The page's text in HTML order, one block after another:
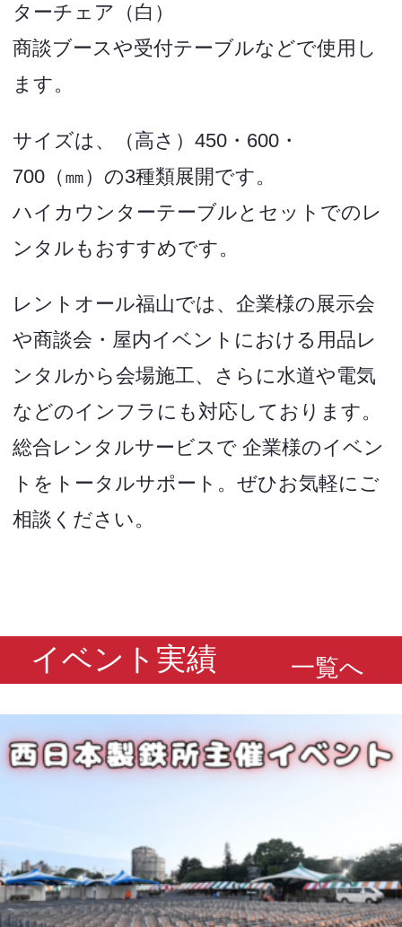
ターチェア（白）
商談ブースや受付テーブルなどで使用し
ます。
サイズは、（高さ）450・600・
700（㎜）の3種類展開です。
ハイカウンターテーブルとセットでのレ
ンタルもおすすめです。
レントオール福山では、企業様の展示会
や商談会・屋内イベントにおける用品レ
ンタルから会場施工、さらに水道や電気
などのインフラにも対応しております。
総合レンタルサービスで 企業様のイベン
トをトータルサポート。ぜひお気軽にご
相談ください。
イベント実績 一覧へ